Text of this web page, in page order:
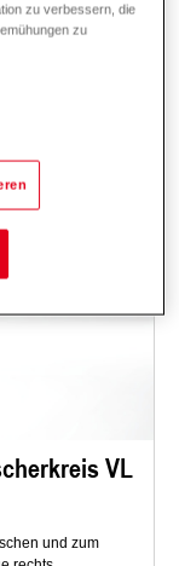
VL
und zum
zu verbessern, die
zu